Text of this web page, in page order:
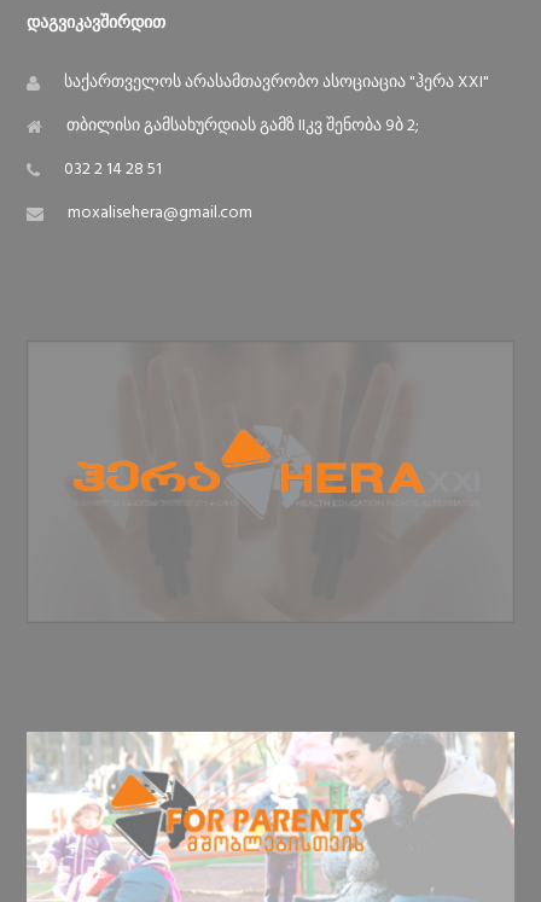
Დაგვიკავშირდით
საქართველოს არასამთავრობო ასოციაცია "ჰერა XXI"
თბილისი გამსახურდიას გამზ IIკვ შენობა 9ბ 2;
032 2 14 28 51
moxalisehera@gmail.com